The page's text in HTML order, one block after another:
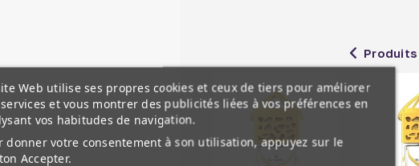
Web utilise ses propres cookies et ceux de tiers pour améliorer
et vous montrer des publicités liées à vos préférences en
vos habitudes de navigation.
donner votre consentement à son utilisation, appuyez sur le
Accepter.